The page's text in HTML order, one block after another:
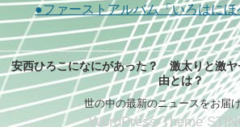
●ファーストアルバム「いろはに
安西ひろこになにがあった？ 激太りと激
由とは？
世の中の最新のニュースをお届
WordPress-Theme